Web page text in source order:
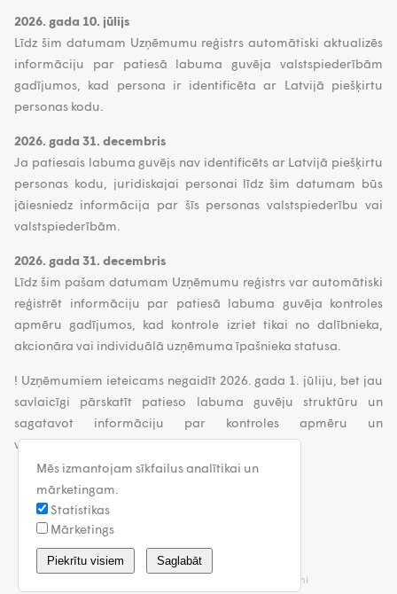
2026. gada 10. jūlijs
Līdz šim datumam Uzņēmumu reģistrs automātiski aktualizēs
informāciju par patiesā labuma guvēja valstspiederībām
gadījumos, kad persona ir identificēta ar Latvijā piešķirtu
personas kodu.
2026. gada 31. decembris
Ja patiesais labuma guvējs nav identificēts ar Latvijā piešķirtu
personas kodu, juridiskajai personai līdz šim datumam būs
jāiesniedz informācija par šīs personas valstspiederību vai
valstspiederībām.
2026. gada 31. decembris
Līdz šim pašam datumam Uzņēmumu reģistrs var automātiski
reģistrēt informāciju par patiesā labuma guvēja kontroles
apmēru gadījumos, kad kontrole izriet tikai no dalībnieka,
akcionāra vai individuālā uzņēmuma īpašnieka statusa.
! Uzņēmumiem ieteicams negaidīt 2026. gada 1. jūliju, bet jau
savlaicīgi pārskatīt patieso labuma guvēju struktūru un
sagatavot informāciju par kontroles apmēru un
valstspiederību.!
latvia@walless.com
Vispārīgie noteikumi
Mēs izmantojam sīkfailus analītikai un
mārketingam.
Statistikas
Mārketings
Piekrītu visiem Saglabāt